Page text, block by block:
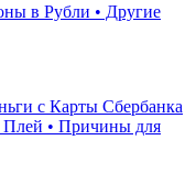
в Рубли • Другие
с Карты Сбербанка
Плей • Причины для